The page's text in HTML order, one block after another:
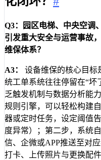
Q3：园区电梯、中央空调
引发重大安全与运营事故
维保体系？
A3：
设备维保的核心目标
统工单系统往往停留在“坏
乏触发机制与数据分析能
规则引擎，可以轻松构建
器或定时任务，设定阈值
度异常）；第二步，系统
信、企微或APP推送至对
打卡、上传照片与更换配